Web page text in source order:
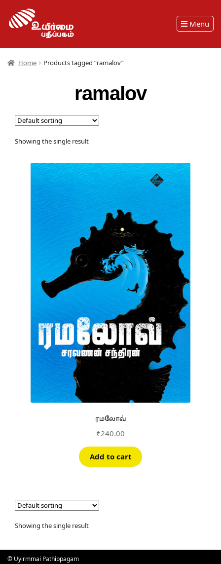
Menu
Home Products tagged “ramalov”
ramalov
Showing the single result
ரமலோவ்
₹240.00
Add to cart
Showing the single result
© Uyirmmai Pathippagam